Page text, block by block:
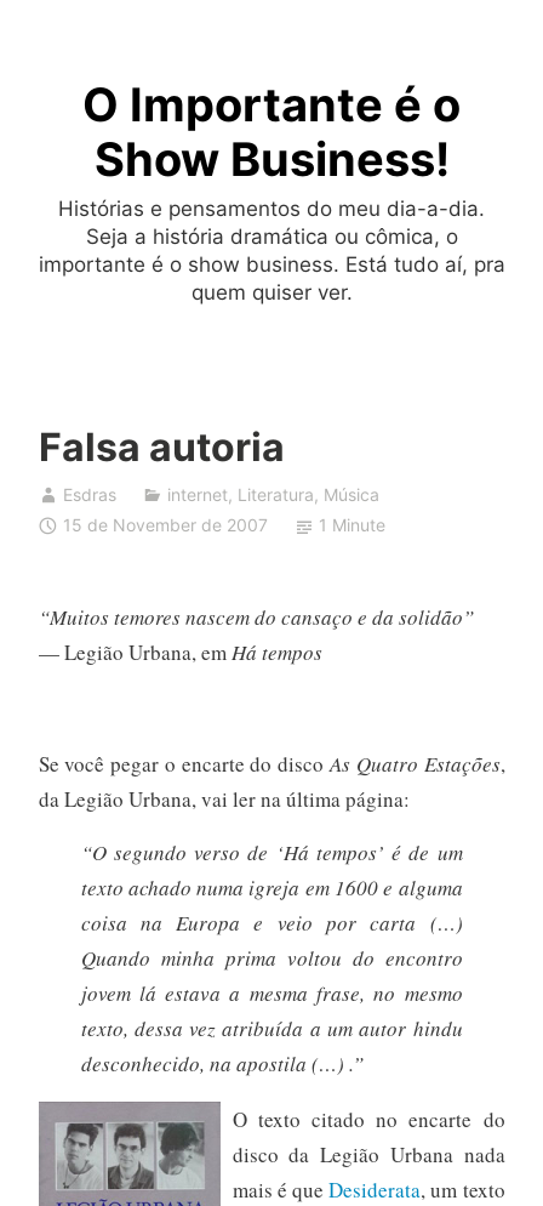
O Importante é o
Show Business!
Histórias e pensamentos do meu dia-a-dia.
Seja a história dramática ou cômica, o
importante é o show business. Está tudo aí, pra
quem quiser ver.
Falsa autoria
Esdras internet, Literatura, Música
15 de November de 2007
1 Minute
“Muitos temores nascem do cansaço e da solidão”
— Legião Urbana, emHá tempos
Se você pegar o encarte do discoAs Quatro Estações,
da Legião Urbana, vai ler na última página:
“O segundo verso de ‘Há tempos’ é de um
texto achado numa igreja em 1600 e alguma
coisa na Europa e veio por carta (…)
Quando minha prima voltou do encontro
jovem lá estava a mesma frase, no mesmo
texto, dessa vez atribuída a um autor hindu
desconhecido, na apostila (…) .”
O texto citado no encarte do
disco da Legião Urbana nada
mais é queDesiderata, um texto